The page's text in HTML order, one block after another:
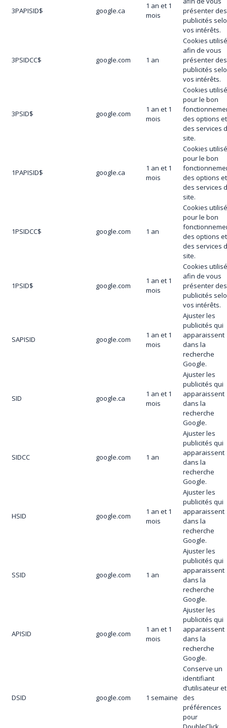
3PAPISID$ google.ca
1 an et 1
mois
présenter des
publicités
vos intérêts.
3PSIDCC$ google.com 1 an
Cookies
afin de vous
présenter des
publicités
vos intérêts.
3PSID$ google.com
1 an et 1
mois
Cookies
pour le bon
des options et
des services
site.
1PAPISID$ google.ca
1 an et 1
mois
Cookies
pour le bon
des options et
des services
site.
1PSIDCC$ google.com 1 an
Cookies
pour le bon
des options et
des services
site.
1PSID$ google.com
1 an et 1
mois
Cookies
afin de vous
présenter des
publicités
vos intérêts.
SAPISID google.com
1 an et 1
mois
Ajuster les
publicités qui
apparaissent
dans la
recherche
Google.
SID google.ca
1 an et 1
mois
Ajuster les
publicités qui
apparaissent
dans la
recherche
Google.
SIDCC google.com 1 an
Ajuster les
publicités qui
apparaissent
dans la
recherche
Google.
HSID google.com
1 an et 1
mois
Ajuster les
publicités qui
apparaissent
dans la
recherche
Google.
SSID google.com 1 an
Ajuster les
publicités qui
apparaissent
dans la
recherche
Google.
APISID google.com
1 an et 1
mois
Ajuster les
publicités qui
apparaissent
dans la
recherche
Google.
DSID google.com 1 semaine
Conserve un
identifiant
d’utilisateur et
des
préférences
pour